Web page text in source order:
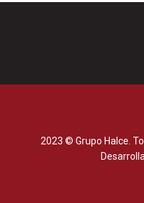
2023 © Grupo Halce.